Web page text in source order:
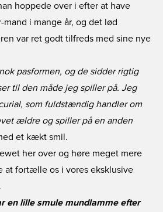
hoppede over i efter at have
i mange år, og det lød
var ret godt tilfreds med sine nye
pasformen, og de sidder rigtig
til den måde jeg spiller på. Jeg
som fuldstændig handler om
ældre og spiller på en anden
et kækt smil.
her over og høre meget mere
at fortælle os i vores eksklusive
en lille smule mundlamme efter